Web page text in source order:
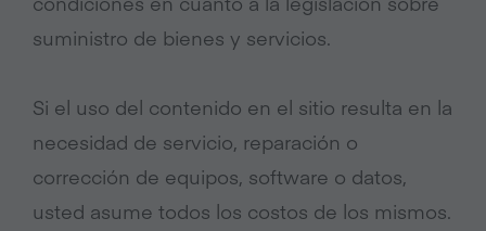
suministro de bienes y servicios.
Si el uso del contenido en el sitio resulta en la
necesidad de servicio, reparación o
corrección de equipos, software o datos,
usted asume todos los costos de los mismos.